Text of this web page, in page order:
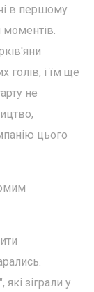
в першому
моментів.
голів, і їм ще
не
цього
зіграли у